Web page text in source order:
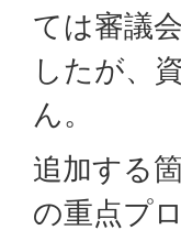
ては審議
したが、
ん。
追加する
の重点プ